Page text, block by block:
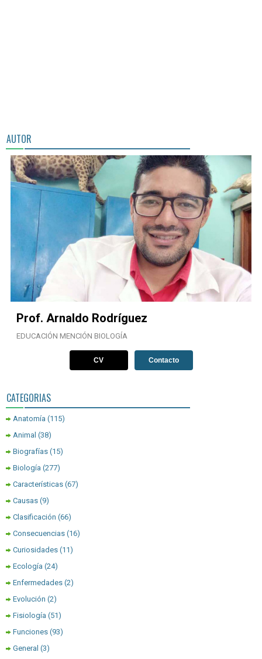
AUTOR
Prof. Arnaldo Rodríguez
EDUCACIÓN MENCIÓN BIOLOGÍA
CV Contacto
CATEGORIAS
Anatomía (115)
Animal (38)
Biografías (15)
Biología (277)
Características (67)
Causas (9)
Clasificación (66)
Consecuencias (16)
Curiosidades (11)
Ecología (24)
Enfermedades (2)
Evolución (2)
Fisiología (51)
Funciones (93)
General (3)